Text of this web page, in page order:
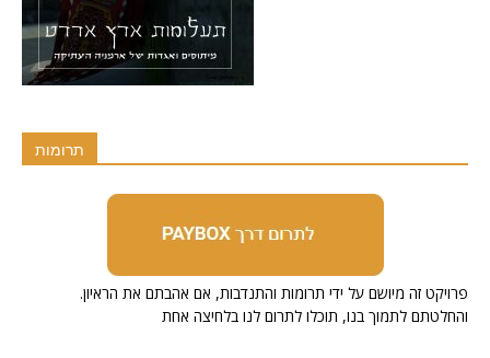
תרומות
.פרויקט זה מיושם על ידי תרומות והתנדבות, אם אהבתם את הראיון
והחלטתם לתמוך בנו, תוכלו לתרום לנו בלחיצה אחת